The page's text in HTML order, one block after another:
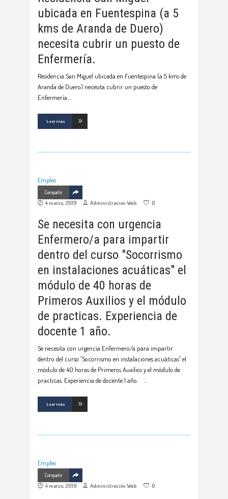
ubicada en Fuentespina (a 5
kms de Aranda de Duero)
necesita cubrir un puesto de
Enfermería.
Residencia San Miguel ubicada en Fuentespina (a 5 kms de
Aranda de Duero) necesita cubrir un puesto de
Enfermería.
Leer más
Empleo
Compartir
4 marzo, 2019 Administración Web 0
Se necesita con urgencia
Enfermero/a para impartir
dentro del curso "Socorrismo
en instalaciones acuáticas" el
módulo de 40 horas de
Primeros Auxilios y el módulo
de practicas. Experiencia de
docente 1 año.
Se necesita con urgencia Enfermero/a para impartir
dentro del curso "Socorrismo en instalaciones acuáticas" el
módulo de 40 horas de Primeros Auxilios y el módulo de
practicas. Experiencia de docente 1 año.
Leer más
Empleo
Compartir
4 marzo, 2019 Administración Web 0